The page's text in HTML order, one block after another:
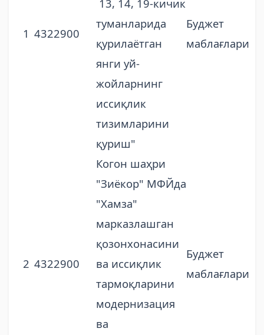
1 4322900
13, 14, 19-кичик
туманларида
қурилаётган
янги уй-
жойларнинг
иссиқлик
тизимларини
қуриш"
Буджет
маблағлари
2 4322900
Когон шаҳри
"Зиёкор" МФЙда
"Хамза"
марказлашган
қозонхонасини
ва иссиқлик
тармоқларини
модернизация
ва
Буджет
маблағлари